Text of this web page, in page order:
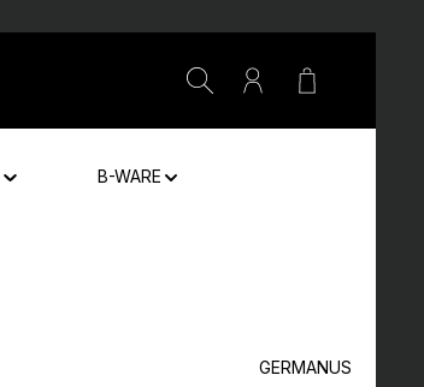
Warenkorb
B-WARE
GERMANUS